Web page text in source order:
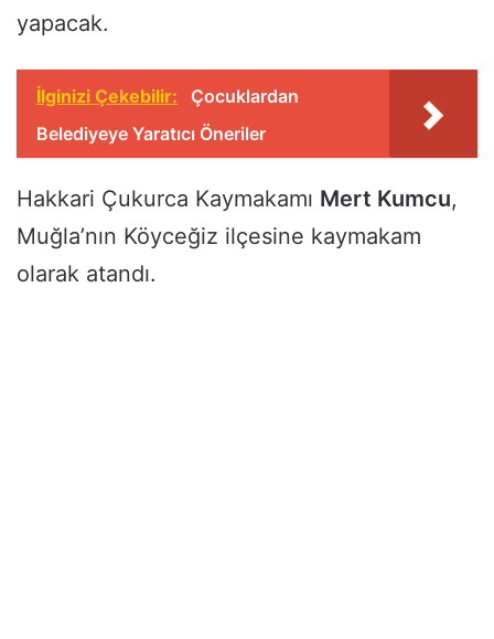
yapacak.
İlginizi Çekebilir:
Çocuklardan
Belediyeye Yaratıcı Öneriler
Hakkari Çukurca Kaymakamı Mert Kumcu,
Muğla’nın Köyceğiz ilçesine kaymakam
olarak atandı.